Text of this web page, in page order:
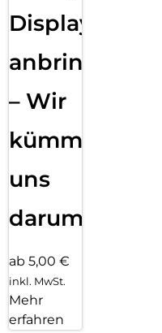
Displayfolie
anbringen
– Wir
kümmern
uns
darum!
ab 5,00 €
inkl. MwSt.
Mehr
erfahren